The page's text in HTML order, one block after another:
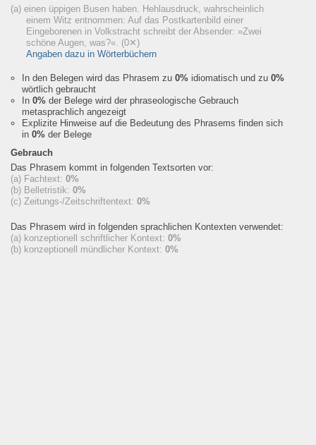
(a) einen üppigen Busen haben. Hehlausdruck, wahrscheinlich
einem Witz entnommen: Auf das Postkartenbild einer
Eingeborenen in Volkstracht schreibt der Absender: »Zwei
schöne Augen, was?«. (0✕)
Angaben dazu in Wörterbüchern
In den Belegen wird das Phrasem zu 0% idiomatisch und zu 0%
wörtlich gebraucht
In 0% der Belege wird der phraseologische Gebrauch
metasprachlich angezeigt
Explizite Hinweise auf die Bedeutung des Phrasems finden sich
in 0% der Belege
Gebrauch
Das Phrasem kommt in folgenden Textsorten vor:
(a) Fachtext: 0%
(b) Belletristik: 0%
(c) Zeitungs-/Zeitschriftentext: 0%
Das Phrasem wird in folgenden sprachlichen Kontexten verwendet:
(a) konzeptionell schriftlicher Kontext: 0%
(b) konzeptionell mündlicher Kontext: 0%